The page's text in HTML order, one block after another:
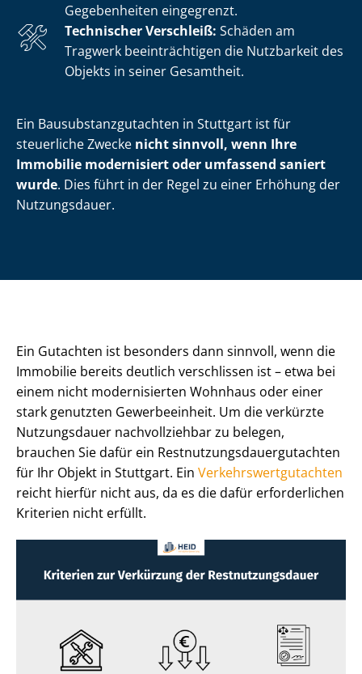
Gegebenheiten eingegrenzt.
Technischer Verschleiß: Schäden am
Tragwerk beeinträchtigen die Nutzbarkeit des
Objekts in seiner Gesamtheit.
Ein Bau­sub­stanz­gut­ach­ten in Stuttgart ist für
steuerliche Zwecke nicht sinnvoll, wenn Ihre
Immobilie modernisiert oder umfassend saniert
wurde. Dies führt in der Regel zu einer Erhöhung der
Nutzungsdauer.
Ein Gutachten ist besonders dann sinnvoll, wenn die
Immobilie bereits deutlich verschlissen ist – etwa bei
einem nicht modernisierten Wohnhaus oder einer
stark genutzten Gewerbeeinheit. Um die verkürzte
Nutzungsdauer nachvollziehbar zu belegen,
brauchen Sie dafür ein Rest­nut­zungs­dau­er­gut­ach­ten
für Ihr Objekt in Stuttgart. Ein Ver­kehrs­wert­gut­ach­ten
reicht hierfür nicht aus, da es die dafür erforderlichen
Kriterien nicht erfüllt.